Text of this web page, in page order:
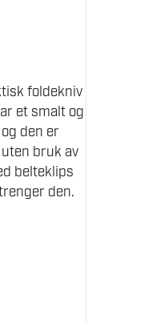
foldekniv
et smalt og
den er
bruk av
belteklips
den.